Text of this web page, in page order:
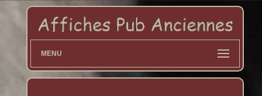
MENU